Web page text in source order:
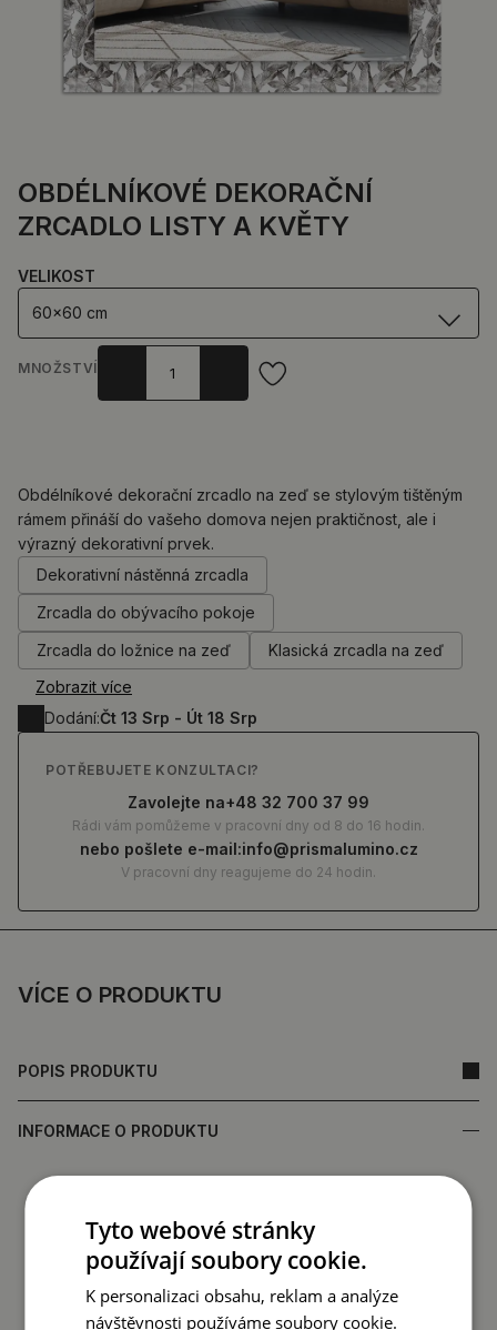
VÍCE O PRODUKTU
POPIS PRODUKTU
INFORMACE O PRODUKTU
• Vyrobeno z tvrzeného skla, které zajišťuje odolnost a
Zrcadlo vyrobené v Polsku
• Záruka výrobce
• Rychlá doba dodání
OBDÉLNÍKOVÉ DEKORAČNÍ
ZRCADLO LISTY A KVĚTY
VELIKOST
60x60 cm
MNOŽSTVÍ
0.00Kč
Obdélníkové dekorační zrcadlo na zeď se stylovým tištěným
rámem přináší do vašeho domova nejen praktičnost, ale i
výrazný dekorativní prvek.
Dekorativní nástěnná zrcadla
Zrcadla do obývacího pokoje
Zrcadla do ložnice na zeď
Klasická zrcadla na zeď
Zobrazit více
Dodání:Čt 13 Srp - Út 18 Srp
POTŘEBUJETE KONZULTACI?
Zavolejte na+48 32 700 37 99
Rádi vám pomůžeme v pracovní dny od 8 do 16 hodin.
nebo pošlete e-mail:info@prismalumino.cz
V pracovní dny reagujeme do 24 hodin.
Tyto webové stránky
používají soubory cookie.
K personalizaci obsahu, reklam a analýze
návštěvnosti používáme soubory cookie.